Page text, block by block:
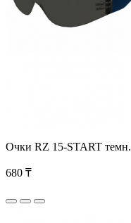
Очки RZ 15-START темн.
680 ₸